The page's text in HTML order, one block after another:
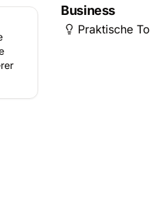
Business
Praktische